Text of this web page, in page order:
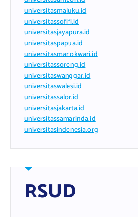
universitasmaluku.id
universitassofifi.id
universitasjayapura.id
universitaspapua.id
universitasmanokwari.id
universitassorong.id
universitaswanggar.id
universitaswalesi.id
universitassalor.id
universitasjakarta.id
universitassamarinda.id
universitasindonesia.org
RSUD